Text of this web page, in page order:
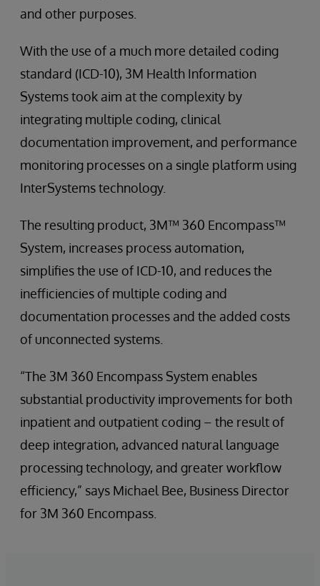
and other purposes.
With the use of a much more detailed coding
standard (ICD-10), 3M Health Information
Systems took aim at the complexity by
integrating multiple coding, clinical
documentation improvement, and performance
monitoring processes on a single platform using
InterSystems technology.
The resulting product, 3M™ 360 Encompass™
System, increases process automation,
simplifies the use of ICD-10, and reduces the
inefficiencies of multiple coding and
documentation processes and the added costs
of unconnected systems.
“The 3M 360 Encompass System enables
substantial productivity improvements for both
inpatient and outpatient coding – the result of
deep integration, advanced natural language
processing technology, and greater workflow
efficiency,” says Michael Bee, Business Director
for 3M 360 Encompass.